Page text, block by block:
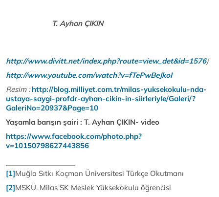
T. Ayhan ÇIKIN
http://www.divitt.net/index.php?route=view_det&id=1576)
http://www.youtube.com/watch?v=fTePwBeJkoI
Resim :http://blog.milliyet.com.tr/milas-yuksekokulu-nda-
ustaya-saygi-profdr-ayhan-cikin-in-siirleriyle/Galeri/?
GaleriNo=20937&Page=10
Yaşamla barışın şairi : T. Ayhan ÇIKIN- video
https://www.facebook.com/photo.php?
v=10150798627443856
[1]Muğla Sıtkı Koçman Üniversitesi Türkçe Okutmanı
[2]MSKÜ. Milas SK Meslek Yüksekokulu öğrencisi